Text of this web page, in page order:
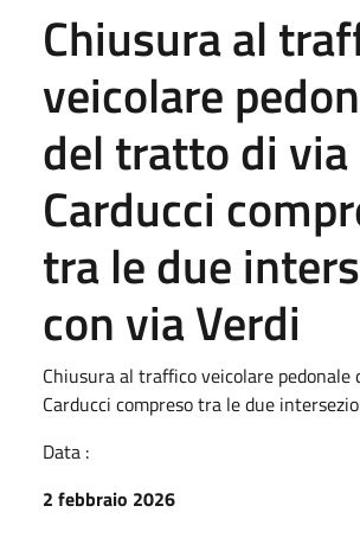
Chiusura al
veicolare
del tratto di via
Carducci
tra le due
con via Verdi
Chiusura al traffico veicolare
Carducci compreso tra le due
Data :
2 febbraio 2026